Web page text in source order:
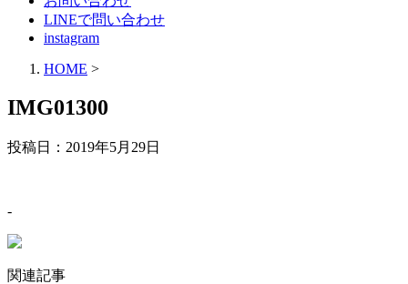
LINEで問い合わせ
instagram
HOME >
IMG01300
投稿日： 2019年5月29日
-
関連記事